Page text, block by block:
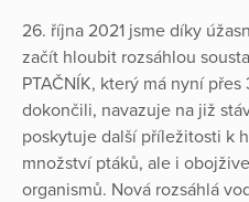
26. října 2021 jsme díky
začít hloubit rozsáhlou
PTAČNÍK, který má nyní přes
dokončili, navazuje na již
poskytuje další příležitosti k
množství ptáků, ale i
organismů. Nová rozsáhlá